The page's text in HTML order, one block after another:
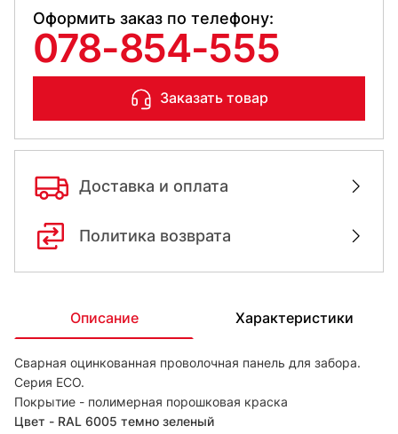
Оформить заказ по телефону:
078-854-555
Заказать товар
Доставка и оплата
Политика возврата
Описание Характеристики
Сварная оцинкованная проволочная панель для забора.
Серия ЕСО.
Покрытие - полимерная порошковая краска
Цвет - RAL 6005 темно зеленый